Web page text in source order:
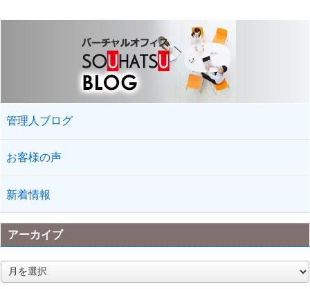
管理人ブログ
お客様の声
新着情報
アーカイブ
ア
ー